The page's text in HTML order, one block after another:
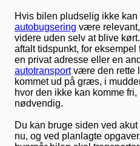
Hvis bilen pludselig ikke
autobugsering være
videre uden selv at blive
aftalt tidspunkt, for
en privat adresse eller en
autotransportvære den rette
kommet ud på græs, i
hvor den ikke kan komme fri,
nødvendig.
Du kan bruge siden ved
nu, og ved planlagte